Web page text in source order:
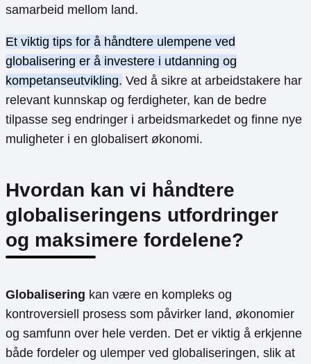
samarbeid mellom land.
Et viktig tips for å håndtere ulempene ved
globalisering er å investere i utdanning og
kompetanseutvikling. Ved å sikre at arbeidstakere har
relevant kunnskap og ferdigheter, kan de bedre
tilpasse seg endringer i arbeidsmarkedet og finne nye
muligheter i en globalisert økonomi.
Hvordan kan vi håndtere
globaliseringens utfordringer
og maksimere fordelene?
Globalisering kan være en kompleks og
kontroversiell prosess som påvirker land, økonomier
og samfunn over hele verden. Det er viktig å erkjenne
både fordeler og ulemper ved globaliseringen, slik at